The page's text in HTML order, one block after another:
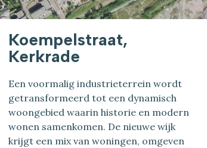
Koempelstraat,
Kerkrade
Een voormalig industrieterrein wordt
getransformeerd tot een dynamisch
woongebied waarin historie en modern
wonen samenkomen. De nieuwe wijk
krijgt een mix van woningen, omgeven